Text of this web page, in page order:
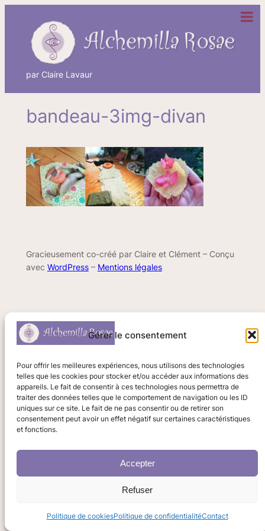
Gérer le consentement
Pour offrir les meilleures expériences, nous utilisons des technologies
telles que les cookies pour stocker et/ou accéder aux informations des
appareils. Le fait de consentir à ces technologies nous permettra de
traiter des données telles que le comportement de navigation ou les ID
uniques sur ce site. Le fait de ne pas consentir ou de retirer son
consentement peut avoir un effet négatif sur certaines caractéristiques
et fonctions.
Accepter
Refuser
Politique de cookiesPolitique de confidentialitéContact
contenu
par Claire Lavaur
bandeau-3img-divan
Gracieusement co-créé par Claire et Clément – Conçu
avec WordPress– Mentions légales